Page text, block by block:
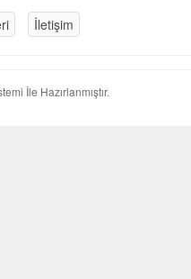
İletişim
İle Hazırlanmıştır.